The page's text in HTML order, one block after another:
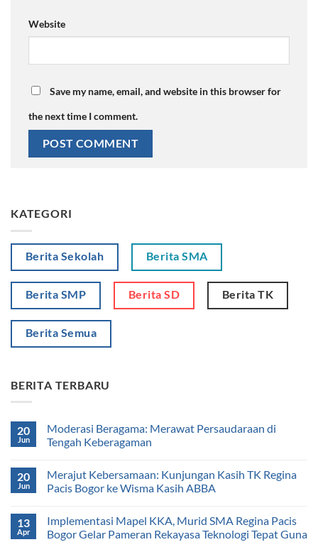
Website
Save my name, email, and website in this browser for
the next time I comment.
KATEGORI
Berita Sekolah Berita SMA
Berita SMP Berita SD Berita TK
Berita Semua
BERITA TERBARU
20
Jun
Moderasi Beragama: Merawat Persaudaraan di
Tengah Keberagaman
20
Jun
Merajut Kebersamaan: Kunjungan Kasih TK Regina
Pacis Bogor ke Wisma Kasih ABBA
13
Apr
Implementasi Mapel KKA, Murid SMA Regina Pacis
Bogor Gelar Pameran Rekayasa Teknologi Tepat Guna